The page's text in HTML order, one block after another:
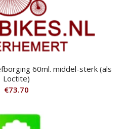
60ml. middel-sterk (als
Loctite)
€73.70